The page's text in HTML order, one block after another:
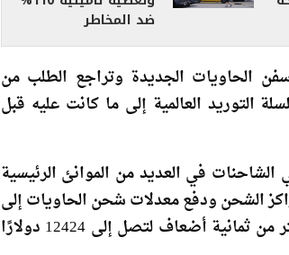
الحاويات الجديدة وتراجع الطلب من
التوريد العالمية إلى ما كانت عليه قبل
في العديد من الموانئ الرئيسية
الشحن ودفع معدلات شحن الحاويات إلى
مستويات قياسية. قفزت الأسعار الفورية إلى لوس أنجلوس من الصين بأكثر من ثمانية أضعاف لتصل إلى 12424 دولارًا